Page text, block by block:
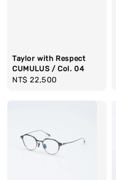
Taylor with Respect
CUMULUS / Col. 04
Regular
NT$ 22,500